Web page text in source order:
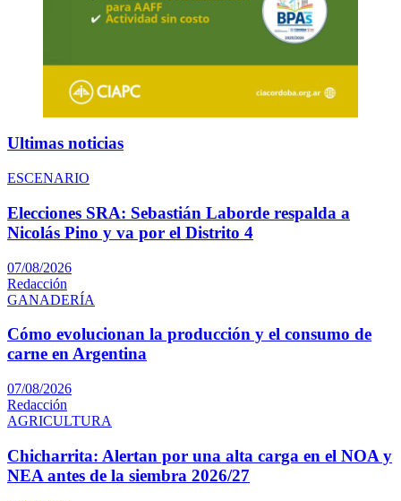
Ultimas noticias
ESCENARIO
Elecciones SRA: Sebastián Laborde respalda a
Nicolás Pino y va por el Distrito 4
07/08/2026
Redacción
GANADERÍA
Cómo evolucionan la producción y el consumo de
carne en Argentina
07/08/2026
Redacción
AGRICULTURA
Chicharrita: Alertan por una alta carga en el NOA y
NEA antes de la siembra 2026/27